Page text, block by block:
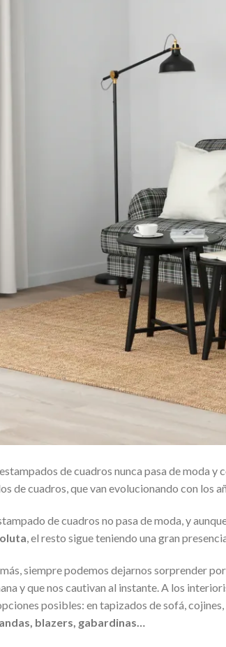
de cuadros nunca pasa de moda
de cuadros, que van evolucionando con los
de cuadros no pasa de moda, y
, el resto sigue teniendo una gran
siempre podemos dejarnos sorprender
y que nos cautivan al instante. A los
posibles: en tapizados de sofá,
blazers, gabardinas…